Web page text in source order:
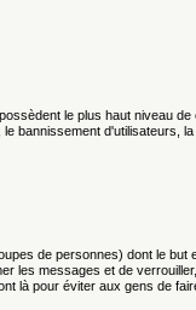
le plus haut niveau
bannissement d'utilisateurs,
de personnes) dont le
les messages et de
là pour éviter aux gens de